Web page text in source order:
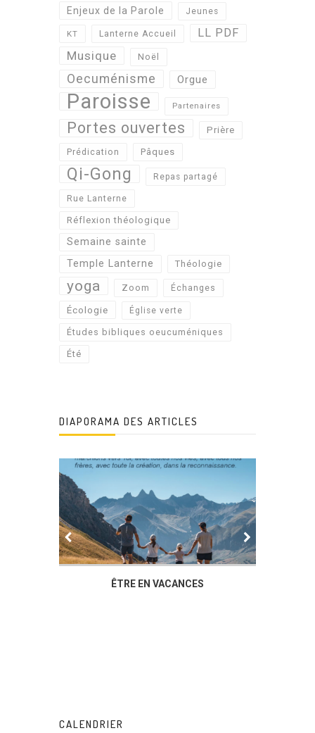
Enjeux de la Parole Jeunes
KT Lanterne Accueil LL PDF
Musique Noël
Oecuménisme Orgue
Paroisse Partenaires
Portes ouvertes Prière
Prédication Pâques
Qi-Gong Repas partagé
Rue Lanterne
Réflexion théologique
Semaine sainte
Temple Lanterne
Théologie
yoga Zoom Échanges
Écologie Église verte
Études bibliques oeucuméniques
Été
DIAPORAMA DES ARTICLES
ÊTRE EN VACANCES
CALENDRIER